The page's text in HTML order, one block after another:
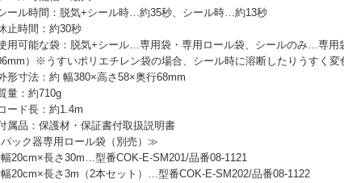
ール時間：脱気+シール時…約35秒、シール時…約13秒
止時間：約30秒
用可能な袋：脱気+シール…専用袋・専用ロール袋、シールのみ…専用
）※うすいポリエチレン袋の場合、シール時に溶断したりうすく変
形寸法：約 幅380×高さ58×奥行68mm
量：約710g
ード長：約1.4m
属品：保護材・保証書付取扱説明書
ック器専用ロール袋（別売）≫
幅20cm×長さ30m…型番COK-E-SM201/品番08-1121
幅20cm×長さ3m（2本セット）…型番COK-E-SM202/品番08-1122